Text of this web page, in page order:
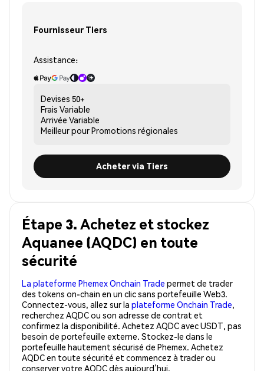
Fournisseur Tiers
Assistance:
Devises 50+
Frais Variable
Arrivée Variable
Meilleur pourPromotions régionales
Acheter via Tiers
Étape 3. Achetez et stockez
Aquanee (AQDC) en toute
sécurité
La plateforme Phemex Onchain Trade permet de trader
des tokens on-chain en un clic sans portefeuille Web3.
Connectez-vous, allez sur la plateforme Onchain Trade,
recherchez AQDC ou son adresse de contrat et
confirmez la disponibilité. Achetez AQDC avec USDT, pas
besoin de portefeuille externe. Stockez-le dans le
portefeuille hautement sécurisé de Phemex. Achetez
AQDC en toute sécurité et commencez à trader ou
conserver votre AQDC dès aujourd’hui.